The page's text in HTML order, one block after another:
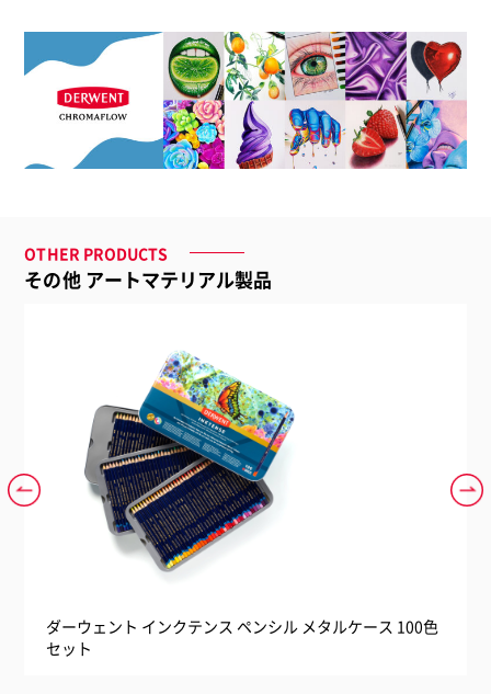
ダーウェント クロマフロー メタルケース 150色セット
単品コード
5028252638210
ロット
OTHER PRODUCTS
その他 アートマテリアル製品
ダーウェント インクテンス ペンシル メタルケース 100色
セット